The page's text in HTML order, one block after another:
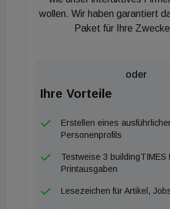
Astrid Grantner-Fuchs -
Geschäftsführerin, EHL
Immobilienbewertung
wollen. Wir haben garantiert
Paket für Ihre
oder
Ihre Vorteile
Erstellen eines
Personenprofils
Testweise 3 buildingTIMES
Printausgaben
Lesezeichen für Artikel,